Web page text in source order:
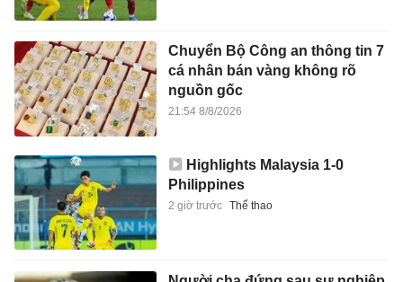
Chuyển Bộ Công an thông tin 7
cá nhân bán vàng không rõ
nguồn gốc
21:54 8/8/2026
Highlights Malaysia 1-0
Philippines
2 giờ trước Thể thao